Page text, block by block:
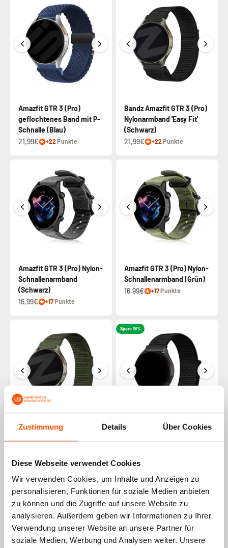
Zustimmung Details Über Cookies
Diese Webseite verwendet Cookies
Wir verwenden Cookies, um Inhalte und Anzeigen zu
personalisieren, Funktionen für soziale Medien anbieten
zu können und die Zugriffe auf unsere Website zu
analysieren. Außerdem geben wir Informationen zu Ihrer
Verwendung unserer Website an unsere Partner für
soziale Medien, Werbung und Analysen weiter. Unsere
Amazfit GTR 3 (Pro)
geflochtenes Band mit P-
Schnalle (Blau)
21,99€
+22Punkte
Bandz Amazfit GTR 3 (Pro)
Nylonarmband 'Easy Fit'
(Schwarz)
21,99€
+22Punkte
Amazfit GTR 3 (Pro) Nylon-
Schnallenarmband
(Schwarz)
16,99€
+17Punkte
Amazfit GTR 3 (Pro) Nylon-
Schnallenarmband (Grün)
16,99€
+17Punkte
21,99€
+22Punkte
Spare 19%
Spare 6%